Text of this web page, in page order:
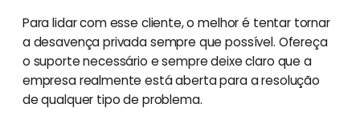
Para lidar com esse cliente, o melhor é tentar tornar
a desavença privada sempre que possível. Ofereça
o suporte necessário e sempre deixe claro que a
empresa realmente está aberta para a resolução
de qualquer tipo de problema.